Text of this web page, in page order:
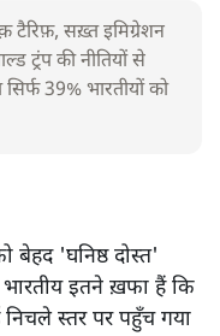
टैरिफ़, सख़्त इमिग्रेशन
ट्रंप की नीतियों से
39% भारतीयों को
बेहद 'घनिष्ठ दोस्त'
भारतीय इतने ख़फा हैं कि
निचले स्तर पर पहुँच गया